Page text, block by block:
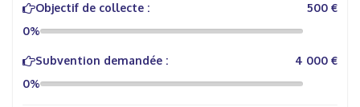
Objectif de collecte :
500 €
0%
Subvention demandée :
4 000 €
0%